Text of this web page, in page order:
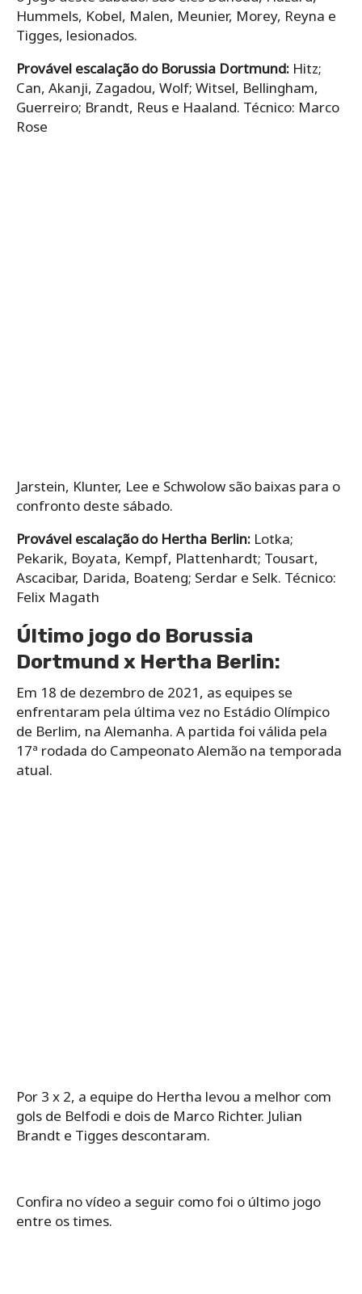
Hummels, Kobel, Malen, Meunier, Morey, Reyna e
Tigges, lesionados.
Provável escalação do Borussia Dortmund: Hitz;
Can, Akanji, Zagadou, Wolf; Witsel, Bellingham,
Guerreiro; Brandt, Reus e Haaland. Técnico: Marco
Rose
Jarstein, Klunter, Lee e Schwolow são baixas para o
confronto deste sábado.
Provável escalação do Hertha Berlin: Lotka;
Pekarik, Boyata, Kempf, Plattenhardt; Tousart,
Ascacibar, Darida, Boateng; Serdar e Selk. Técnico:
Felix Magath
Último jogo do Borussia
Dortmund x Hertha Berlin:
Em 18 de dezembro de 2021, as equipes se
enfrentaram pela última vez no Estádio Olímpico
de Berlim, na Alemanha. A partida foi válida pela
17ª rodada do Campeonato Alemão na temporada
atual.
Por 3 x 2, a equipe do Hertha levou a melhor com
gols de Belfodi e dois de Marco Richter. Julian
Brandt e Tigges descontaram.
Confira no vídeo a seguir como foi o último jogo
entre os times.